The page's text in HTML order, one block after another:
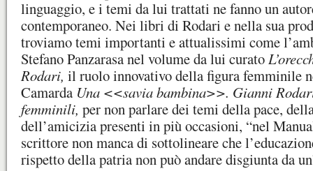
linguaggio, e i temi da lui trattati ne fanno un
contemporaneo. Nei libri di Rodari e nella sua
troviamo temi importanti e attualissimi come
Stefano Panzarasa nel volume da lui curato
Rodari, il ruolo innovativo della figura femminile
Camarda Una <<savia bambina>>. Gianni
femminili, per non parlare dei temi della pace,
dell’amicizia presenti in più occasioni, “nel
scrittore non manca di sottolineare che
rispetto della patria non può andare disgiunta da